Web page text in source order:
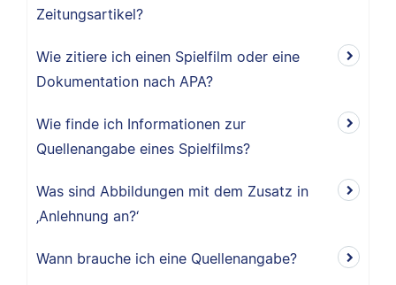
Zeitungsartikel?
Wie zitiere ich einen Spielfilm oder eine
Dokumentation nach APA?
Wie finde ich Informationen zur
Quellenangabe eines Spielfilms?
Was sind Abbildungen mit dem Zusatz in
‚Anlehnung an?‘
Wann brauche ich eine Quellenangabe?